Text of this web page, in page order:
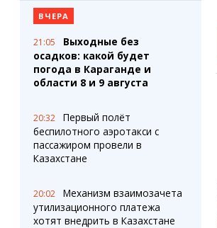
ВЧЕРА
21:05
Выходные без
осадков: какой будет
погода в Караганде и
области 8 и 9 августа
20:32
Первый полёт
беспилотного аэротакси с
пассажиром провели в
Казахстане
20:02
Механизм взаимозачета
утилизационного платежа
хотят внедрить в Казахстане